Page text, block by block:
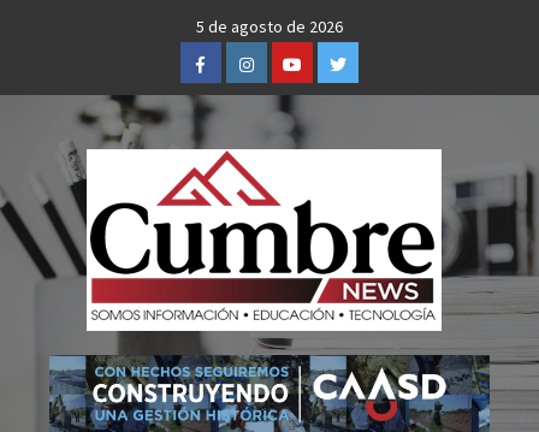
5 de agosto de 2026
FacebookInstagramYoutubeTwitter